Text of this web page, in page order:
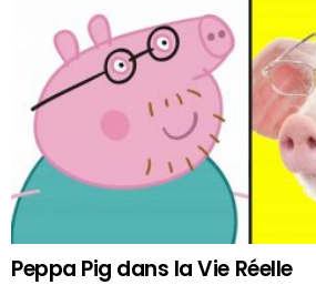
Peppa Pig dans la Vie Réelle